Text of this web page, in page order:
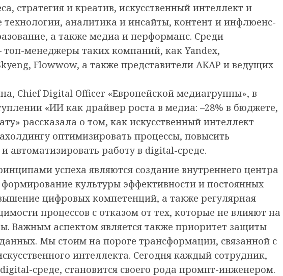
стратегия и креатив, искусственный интеллект и
технологии, аналитика и инсайты, контент и инфлюенс-
а также медиа и перформанс. Среди
менеджеры таких компаний, как Yandex,
Flowwow, а также представители АКАР и ведущих
Chief Digital Officer «Европейской медиагруппы», в
«ИИ как драйвер роста в медиа: –28% в бюджете,
рассказала о том, как искусственный интеллект
оптимизировать процессы, повысить
автоматизировать работу в digital-среде.
успеха являются создание внутреннего центра
культуры эффективности и постоянных
цифровых компетенций, а также регулярная
процессов с отказом от тех, которые не влияют на
Важным аспектом является также приоритет защиты
Мы стоим на пороге трансформации, связанной с
интеллекта. Сегодня каждый сотрудник,
среде, становится своего рода промпт-инженером.